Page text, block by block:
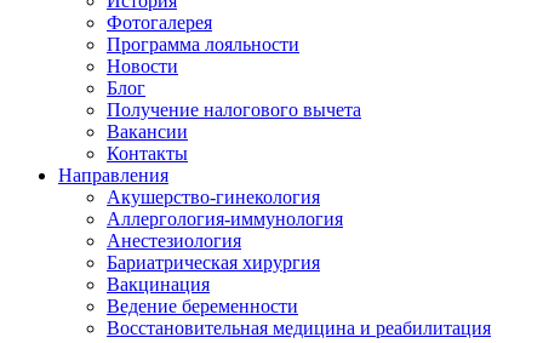
Фотогалерея
Программа лояльности
Новости
Блог
Получение налогового вычета
Вакансии
Контакты
Направления
Акушерство-гинекология
Аллергология-иммунология
Анестезиология
Бариатрическая хирургия
Вакцинация
Ведение беременности
Восстановительная медицина и реабилитация